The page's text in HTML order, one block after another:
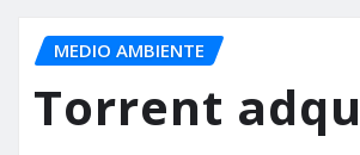
MEDIO AMBIENTE
Torrent